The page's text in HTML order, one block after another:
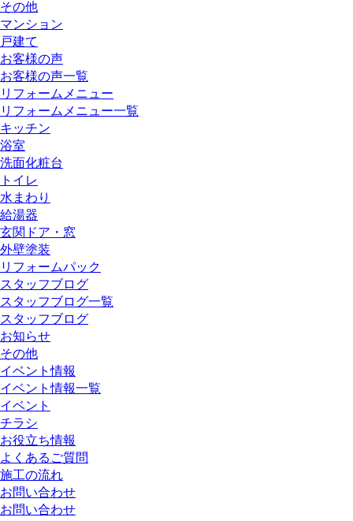
その他
マンション
戸建て
お客様の声
お客様の声一覧
リフォームメニュー
リフォームメニュー一覧
キッチン
浴室
洗面化粧台
トイレ
水まわり
給湯器
玄関ドア・窓
外壁塗装
リフォームパック
スタッフブログ
スタッフブログ一覧
スタッフブログ
お知らせ
その他
イベント情報
イベント情報一覧
イベント
チラシ
お役立ち情報
よくあるご質問
施工の流れ
お問い合わせ
お問い合わせ